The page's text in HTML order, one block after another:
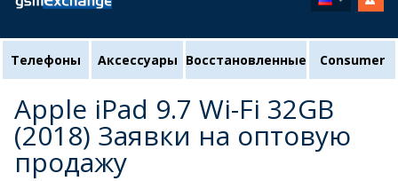
Телефоны Аксессуары Восстановленные Consumer
Apple iPad 9.7 Wi-Fi 32GB
(2018) Заявки на оптовую
продажу